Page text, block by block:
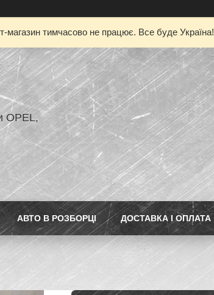
магазин тимчасово не працює. Все буде Україна!
OPEL,
АВТО В РОЗБОРЦІ ДОСТАВКА І ОПЛАТА